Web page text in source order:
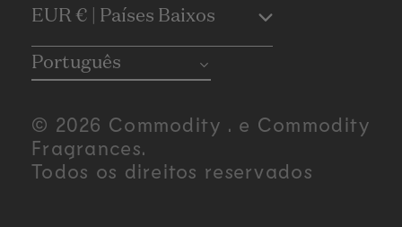
C
o
u
n
EUR € | Países Baixos
Português
© 2026 Commodity . e Commodity
Fragrances.
Todos os direitos reservados